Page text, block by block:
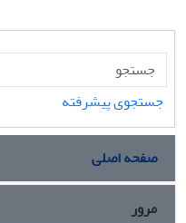
جستجوی پیشرفته
صفحه اصلی
مرور